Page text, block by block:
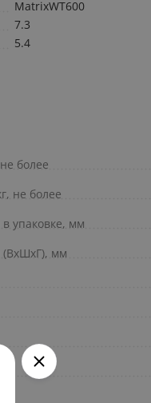
MatrixWT600
7.3
5.4
более
не более
упаковке, мм
мм